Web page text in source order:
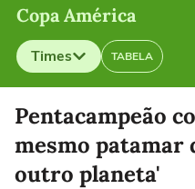
Copa América
Times TABELA
Selecione o time para ver
Pentacampeão
mesmo patamar
outro planeta'